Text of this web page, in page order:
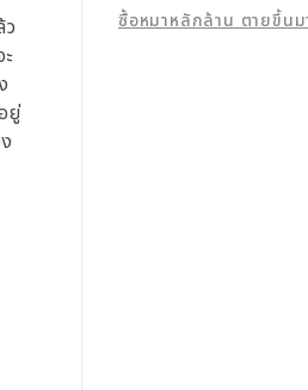
ยู่
ซื้อหมาหลักล้าน ตายขึ้นม